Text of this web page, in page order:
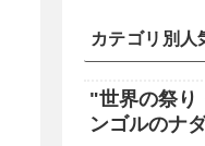
カテゴリ別人
"世界の祭り
ンゴルのナ